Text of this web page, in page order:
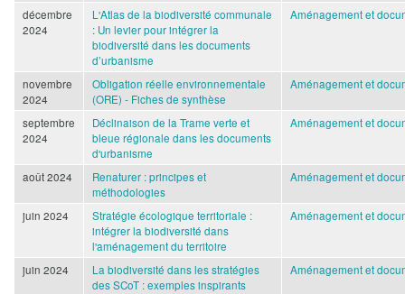
décembre
2024
L'Atlas de la biodiversité communale
: Un levier pour intégrer la
biodiversité dans les documents
d’urbanisme
Aménagement et
novembre
2024
Obligation réelle environnementale
(ORE) - Fiches de synthèse
Aménagement et
septembre
2024
Déclinaison de la Trame verte et
bleue régionale dans les documents
d'urbanisme
Aménagement et
août 2024
Renaturer : principes et
méthodologies
Aménagement et
juin 2024
Stratégie écologique territoriale :
intégrer la biodiversité dans
l'aménagement du territoire
Aménagement et
juin 2024
La biodiversité dans les stratégies
des SCoT : exemples inspirants
Aménagement et